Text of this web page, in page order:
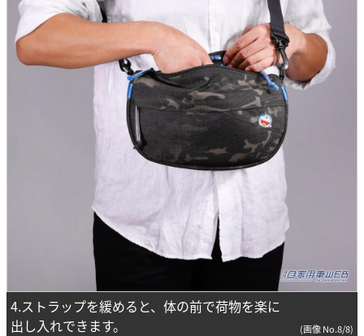
4.ストラップを緩めると、体の前で荷物を楽に
出し入れできます。
(画像 No.8/8)